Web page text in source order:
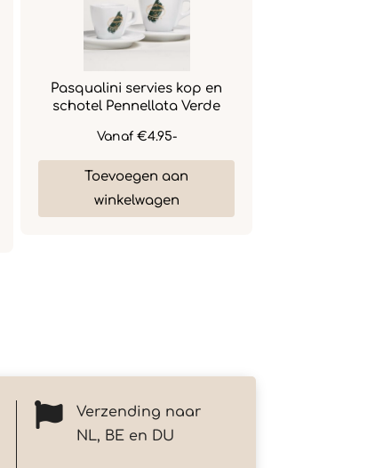
Pasqualini servies kop en
schotel Pennellata Verde
Vanaf €4.95-
Toevoegen aan
winkelwagen

Verzending naar
NL, BE en DU